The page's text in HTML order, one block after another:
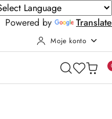
Powered by
Translate
Moje konto